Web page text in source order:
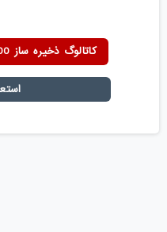
کاتالوگ ذخیره ساز HPE 3PAR StoreServ 8400